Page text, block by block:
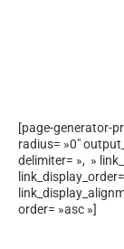
[page-generator-
radius= »0″
delimiter= », »
order= »asc »]